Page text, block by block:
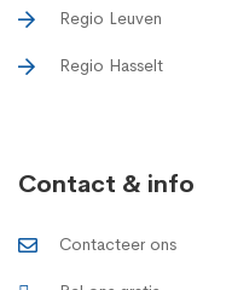
Regio Leuven
Regio Hasselt
Contact & info
Contacteer ons